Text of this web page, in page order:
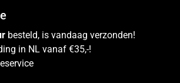
besteld, is vandaag verzonden!
in NL vanaf €35,-!